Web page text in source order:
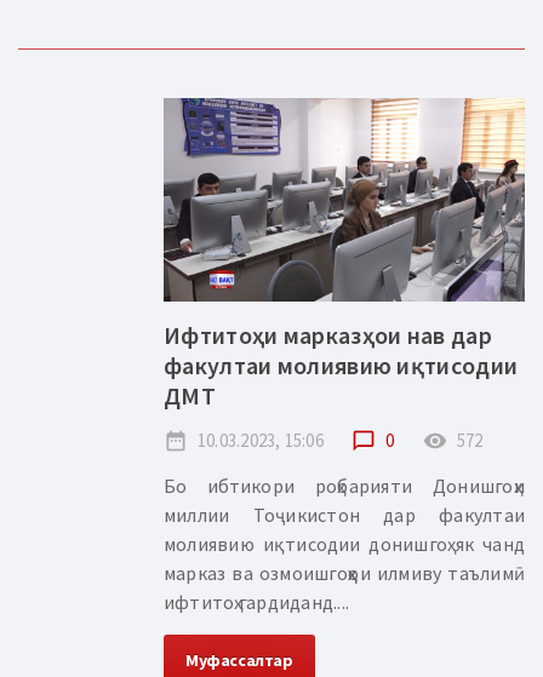
Ифтитоҳи марказҳои нав дар
факултаи молиявию иқтисодии
ДМТ
date_range 10.03.2023, 15:06 chat_bubble_outline 0 remove_red_eye 572
Бо ибтикори роҳбарияти Донишгоҳи
миллии Тоҷикистон дар факултаи
молиявию иқтисодии донишгоҳ як чанд
марказ ва озмоишгоҳҳои илмиву таълимӣ
ифтитоҳ гардиданд....
Муфассалтар